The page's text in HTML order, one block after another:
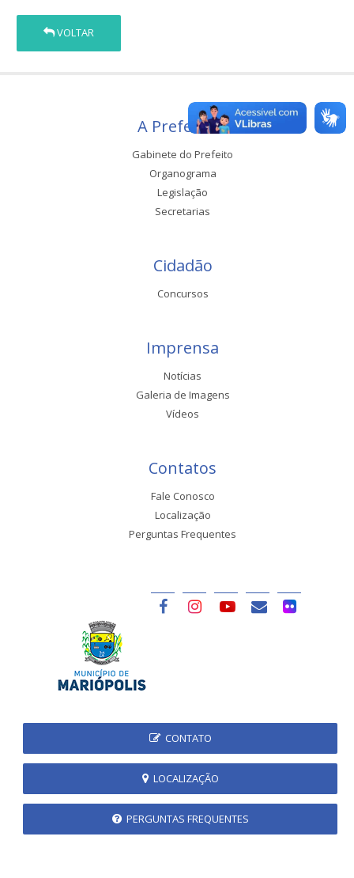
VOLTAR
A Prefeitura
Gabinete do Prefeito
Organograma
Legislação
Secretarias
Cidadão
Concursos
Imprensa
Notícias
Galeria de Imagens
Vídeos
Contatos
Fale Conosco
Localização
Perguntas Frequentes
CONTATO
LOCALIZAÇÃO
PERGUNTAS FREQUENTES